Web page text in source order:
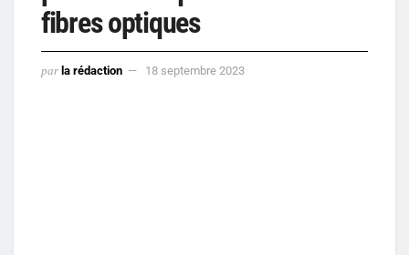
fibres optiques
par la rédaction 18 septembre 2023